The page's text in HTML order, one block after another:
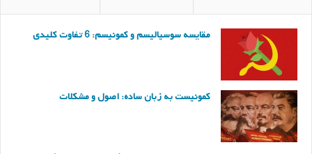
مقایسه سوسیالیسم و کمونیسم: 6 تفاوت کلیدی
کمونیست به زبان ساده: اصول و مشکلات